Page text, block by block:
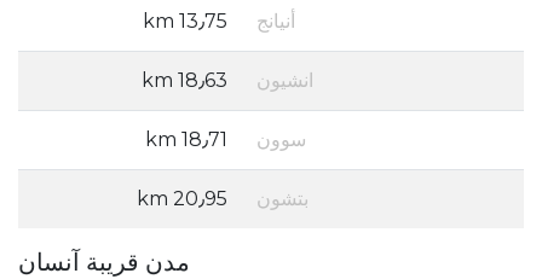
أنيانج 13٫75 km
انشيون 18٫63 km
سوون 18٫71 km
بتشون 20٫95 km
مدن قريبة آنسان